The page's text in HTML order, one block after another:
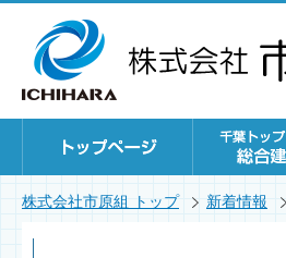
株式会社市原組 トップ 新着情報